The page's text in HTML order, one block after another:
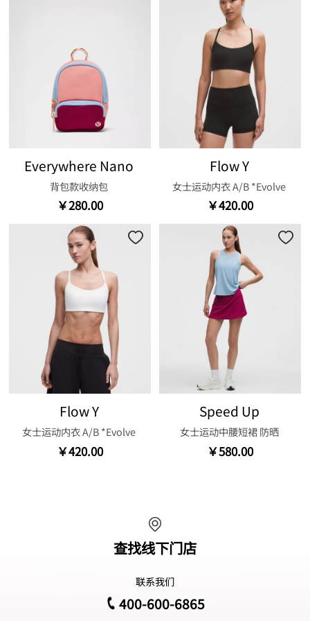
Everywhere Nano
背包款收纳包
￥280.00
Flow Y
女士运动内衣 A/B *Evolve
￥420.00
Flow Y
女士运动内衣 A/B *Evolve
￥420.00
Speed Up
女士运动中腰短裙 防晒
￥580.00
查找线下门店
联系我们
400-600-6865